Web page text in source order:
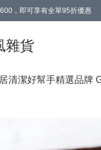
，即可享有全單95折優惠
雜貨
清潔好幫手精選品牌